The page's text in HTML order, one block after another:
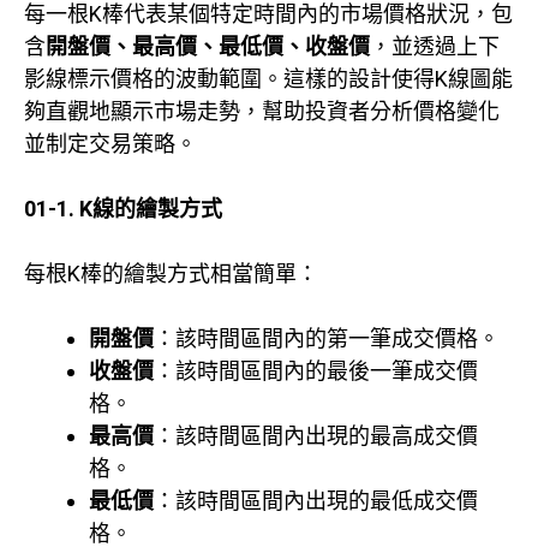
每一根K棒代表某個特定時間內的市場價格狀況，包
含開盤價、最高價、最低價、收盤價 ，並透過上下
影線標示價格的波動範圍。這樣的設計使得K線圖能
夠直觀地顯示市場走勢，幫助投資者分析價格變化
並制定交易策略。
01-1. K線的繪製方式
每根K棒的繪製方式相當簡單：
開盤價 ：該時間區間內的第一筆成交價格。
收盤價 ：該時間區間內的最後一筆成交價
格。
最高價 ：該時間區間內出現的最高成交價
格。
最低價 ：該時間區間內出現的最低成交價
格。